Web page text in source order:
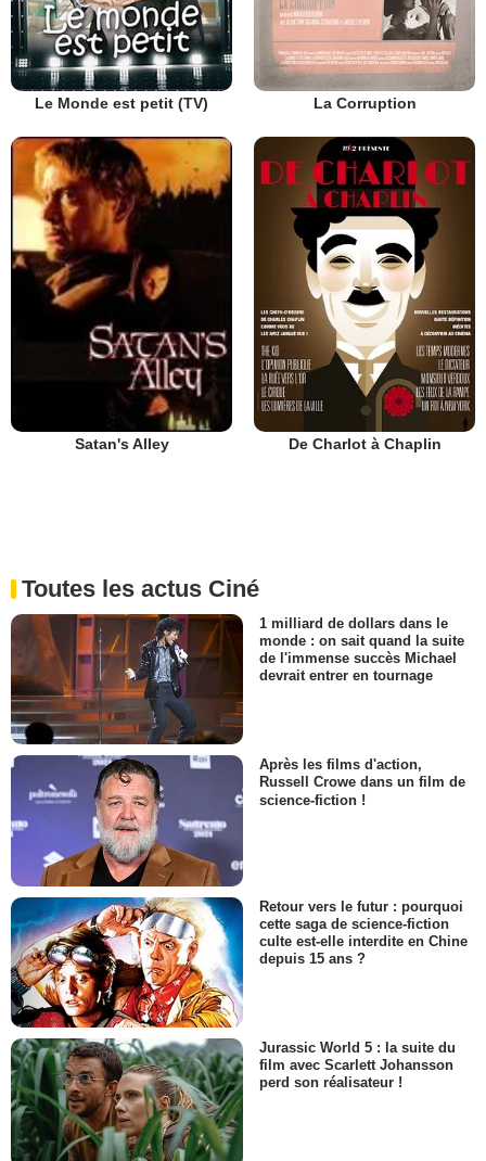
Le Monde est petit (TV) La Corruption
Satan's Alley De Charlot à Chaplin
Toutes les actus Ciné
1 milliard de dollars dans le
monde : on sait quand la suite
de l'immense succès Michael
devrait entrer en tournage
Après les films d'action,
Russell Crowe dans un film de
science-fiction !
Retour vers le futur : pourquoi
cette saga de science-fiction
culte est-elle interdite en Chine
depuis 15 ans ?
Jurassic World 5 : la suite du
film avec Scarlett Johansson
perd son réalisateur !